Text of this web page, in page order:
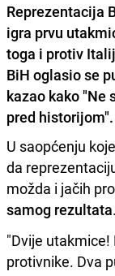
Reprezentacija
igra prvu
toga i protiv
BiH oglasio se
kazao kako "Ne
pred historijom".
U saopćenju
da
možda i jačih
samog rezultata.
"Dvije
protivnike. Dva